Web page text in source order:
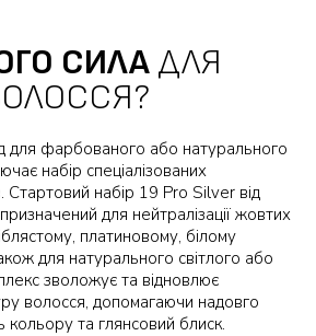
СИЛА ДЛЯ
для фарбованого або натурального
набір спеціалізованих
Стартовий набір 19 Pro Silver від
для нейтралізації жовтих
платиновому, білому
для натурального світлого або
зволожує та відновлює
волосся, допомагаючи надовго
кольору та глянсовий блиск.